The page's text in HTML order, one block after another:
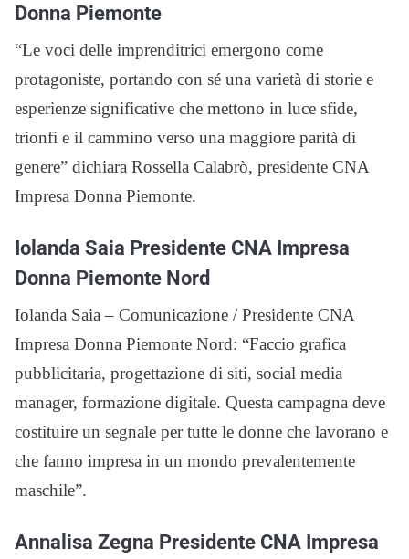
Donna Piemonte
“Le voci delle imprenditrici emergono come
protagoniste, portando con sé una varietà di storie e
esperienze significative che mettono in luce sfide,
trionfi e il cammino verso una maggiore parità di
genere” dichiara Rossella Calabrò, presidente CNA
Impresa Donna Piemonte.
Iolanda Saia Presidente CNA Impresa
Donna Piemonte Nord
Iolanda Saia – Comunicazione / Presidente CNA
Impresa Donna Piemonte Nord: “Faccio grafica
pubblicitaria, progettazione di siti, social media
manager, formazione digitale. Questa campagna deve
costituire un segnale per tutte le donne che lavorano e
che fanno impresa in un mondo prevalentemente
maschile”.
Annalisa Zegna Presidente CNA Impresa